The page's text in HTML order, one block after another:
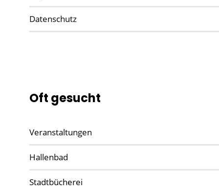
Datenschutz
Oft gesucht
Veranstaltungen
Hallenbad
Stadtbücherei